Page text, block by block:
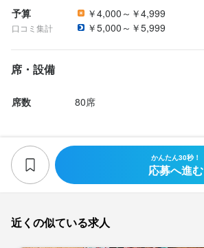
予算
口コミ集計
￥4,000～￥4,999
￥5,000～￥5,999
席・設備
席数 80席
かんたん30秒！
応募へ進む
近くの似ている求人